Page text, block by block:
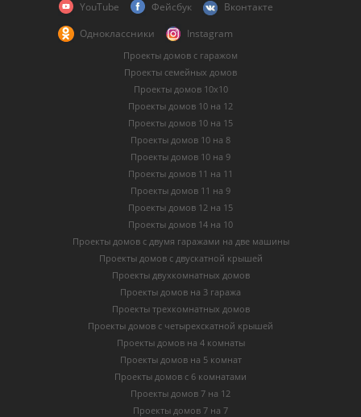
YouTube Фейсбук
Вконтакте
Одноклассники
Instagram
Проекты домов с гаражом
Проекты семейных домов
Проекты домов 10х10
Проекты домов 10 на 12
Проекты домов 10 на 15
Проекты домов 10 на 8
Проекты домов 10 на 9
Проекты домов 11 на 11
Проекты домов 11 на 9
Проекты домов 12 на 15
Проекты домов 14 на 10
Проекты домов с двумя гаражами на две машины
Проекты домов с двускатной крышей
Проекты двухкомнатных домов
Проекты домов на 3 гаража
Проекты трехкомнатных домов
Проекты домов с четырехскатной крышей
Проекты домов на 4 комнаты
Проекты домов на 5 комнат
Проекты домов с 6 комнатами
Проекты домов 7 на 12
Проекты домов 7 на 7